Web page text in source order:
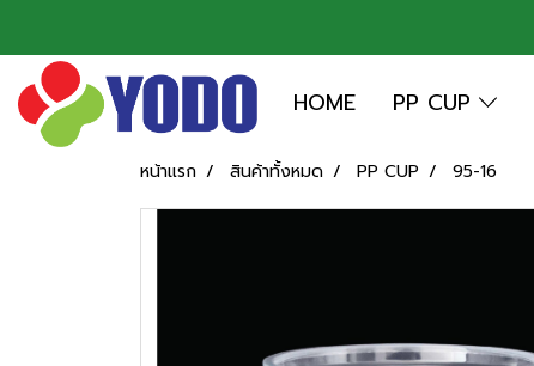
HOME PP CUP
หน้าแรก สินค้าทั้งหมด PP CUP 95-16